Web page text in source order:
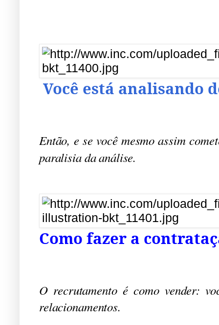
Você está analisando
Então, e se você mesmo assim
paralisia da análise.
Como fazer a
O recrutamento é como vender:
relacionamentos.